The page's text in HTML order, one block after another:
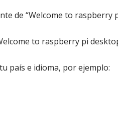
de “Welcome to raspberry
to raspberry pi
país e idioma, por ejemplo: